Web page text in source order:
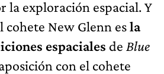
la exploración espacial. Y
cohete New Glenn esla
espaciales de Blue
con el cohete